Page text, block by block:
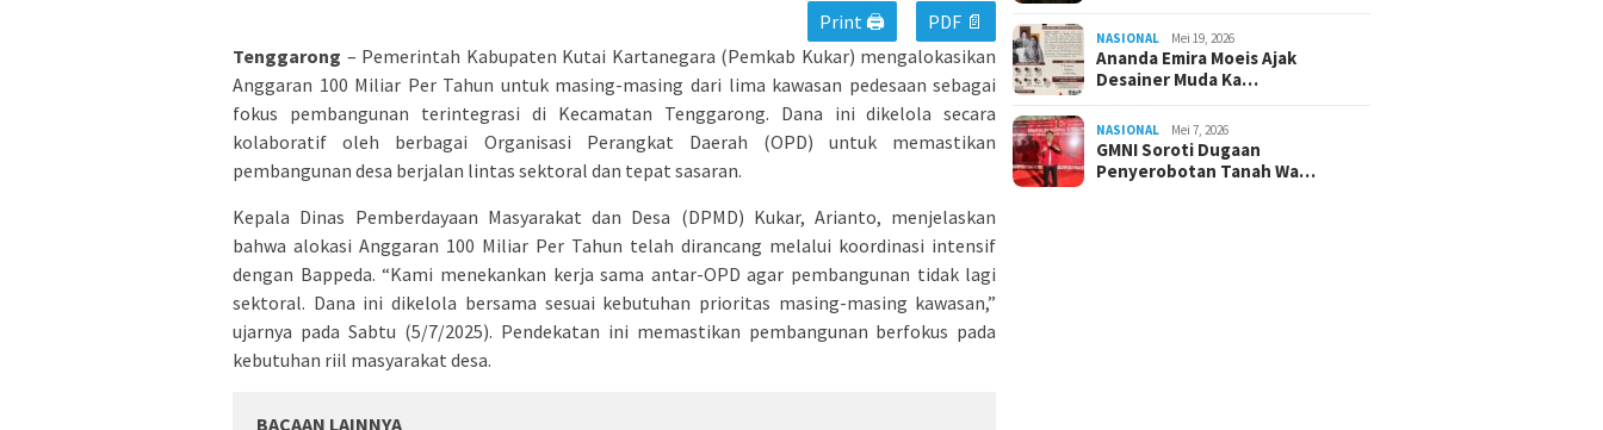
Print 🖨
PDF 📄
Tenggarong – Pemerintah Kabupaten Kutai Kartanegara (Pemkab Kukar) mengalokasikan
Anggaran 100 Miliar Per Tahun untuk masing-masing dari lima kawasan pedesaan sebagai
fokus pembangunan terintegrasi di Kecamatan Tenggarong. Dana ini dikelola secara
kolaboratif oleh berbagai Organisasi Perangkat Daerah (OPD) untuk memastikan
pembangunan desa berjalan lintas sektoral dan tepat sasaran.
Kepala Dinas Pemberdayaan Masyarakat dan Desa (DPMD) Kukar, Arianto, menjelaskan
bahwa alokasi Anggaran 100 Miliar Per Tahun telah dirancang melalui koordinasi intensif
dengan Bappeda. “Kami menekankan kerja sama antar-OPD agar pembangunan tidak lagi
sektoral. Dana ini dikelola bersama sesuai kebutuhan prioritas masing-masing kawasan,”
ujarnya pada Sabtu (5/7/2025). Pendekatan ini memastikan pembangunan berfokus pada
kebutuhan riil masyarakat desa.
BACAAN LAINNYA
NASIONAL Mei 19, 2026
Ananda Emira Moeis Ajak
Desainer Muda Ka…
NASIONAL Mei 7, 2026
GMNI Soroti Dugaan
Penyerobotan Tanah Wa…